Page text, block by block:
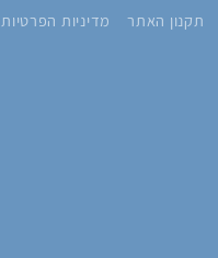
תקנון האתר מדיניות הפרטיות